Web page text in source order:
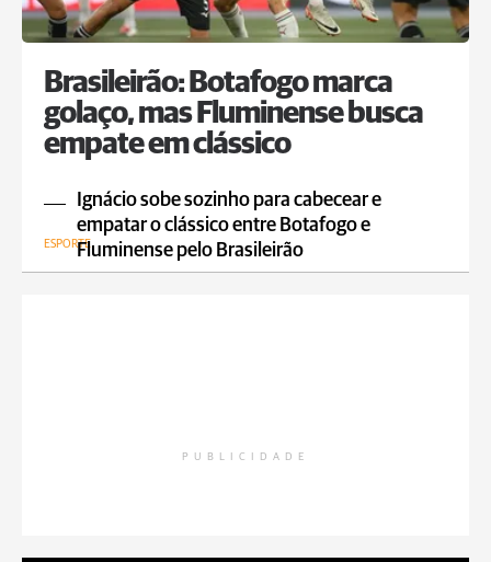
Brasileirão: Botafogo marca
golaço, mas Fluminense busca
empate em clássico
Ignácio sobe sozinho para cabecear e
empatar o clássico entre Botafogo e
Fluminense pelo Brasileirão
ESPORTE
PUBLICIDADE